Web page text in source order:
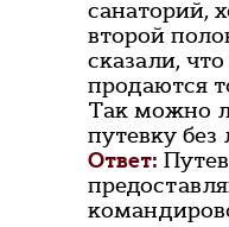
санаторий,
второй
сказали,
продаются
Так можно
путевку без
Ответ: